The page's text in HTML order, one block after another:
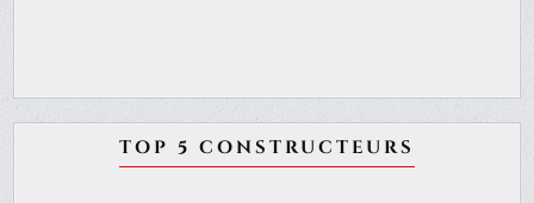
TOP 5 CONSTRUCTEURS